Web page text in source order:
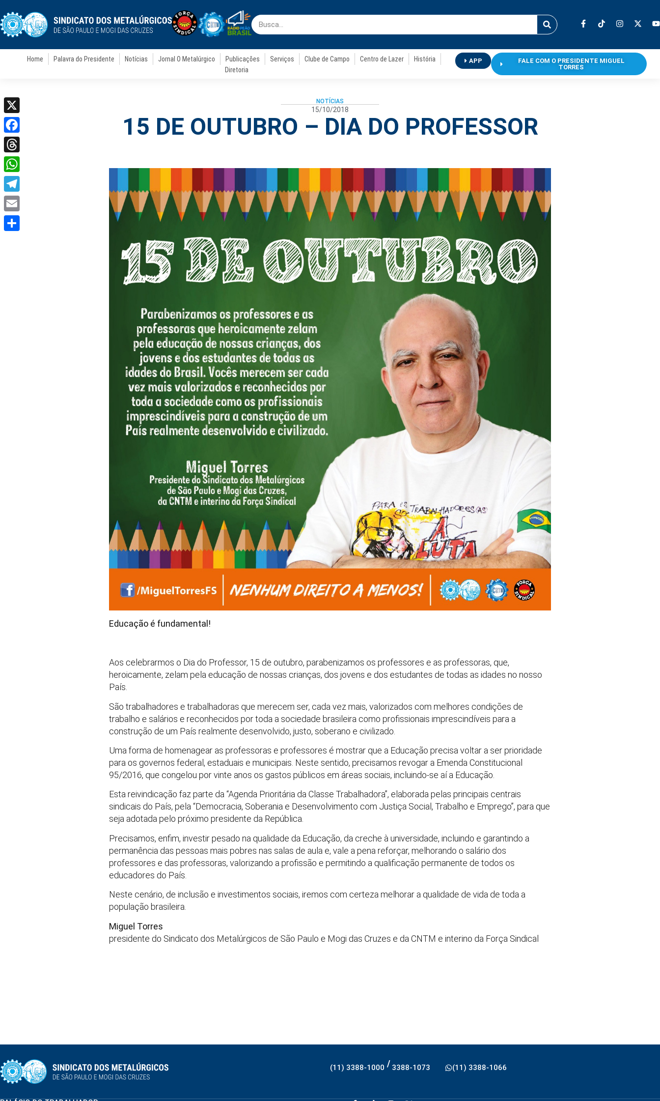
Home Palavra do Presidente Notícias Jornal O Metalúrgico Publicações Serviços Clube de Campo Centro de Lazer
História
Diretoria
APP
FALE COM O PRESIDENTE MIGUEL
TORRES
NOTÍCIAS
15/10/2018
15 DE OUTUBRO – DIA DO PROFESSOR
Educação é fundamental!
Aos celebrarmos o Dia do Professor, 15 de outubro, parabenizamos os professores e as professoras, que,
heroicamente, zelam pela educação de nossas crianças, dos jovens e dos estudantes de todas as idades no nosso
País.
São trabalhadores e trabalhadoras que merecem ser, cada vez mais, valorizados com melhores condições de
trabalho e salários e reconhecidos por toda a sociedade brasileira como profissionais imprescindíveis para a
construção de um País realmente desenvolvido, justo, soberano e civilizado.
Uma forma de homenagear as professoras e professores é mostrar que a Educação precisa voltar a ser prioridade
para os governos federal, estaduais e municipais. Neste sentido, precisamos revogar a Emenda Constitucional
95/2016, que congelou por vinte anos os gastos públicos em áreas sociais, incluindo-se aí a Educação.
Esta reivindicação faz parte da “Agenda Prioritária da Classe Trabalhadora”, elaborada pelas principais centrais
sindicais do País, pela “Democracia, Soberania e Desenvolvimento com Justiça Social, Trabalho e Emprego”, para que
seja adotada pelo próximo presidente da República.
Precisamos, enfim, investir pesado na qualidade da Educação, da creche à universidade, incluindo e garantindo a
permanência das pessoas mais pobres nas salas de aula e, vale a pena reforçar, melhorando o salário dos
professores e das professoras, valorizando a profissão e permitindo a qualificação permanente de todos os
educadores do País.
Neste cenário, de inclusão e investimentos sociais, iremos com certeza melhorar a qualidade de vida de toda a
população brasileira.
Miguel Torres
presidente do Sindicato dos Metalúrgicos de São Paulo e Mogi das Cruzes e da CNTM e interino da Força Sindical
(11) 3388-1000 / 3388-1073 (11) 3388-1066
X
Facebook
Threads
WhatsApp
Telegram
Email